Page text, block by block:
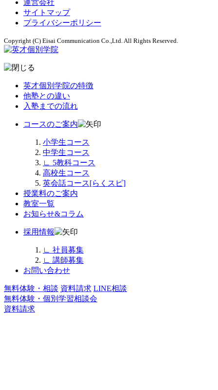
運営会社
サイトマップ
プライバシーポリシー
Copyright (C) Eisai Communication Co.,Ltd. All Rights Reserved.
英才個別学院の特徴
他塾との違い
入塾までの流れ
コースのご案内
小学生コース
中学生コース
∟ 5教科コース
高校生コース
英会話コース[らくスピ]
授業料のご案内
教室一覧
お知らせ&コラム
採用情報
∟ 社員募集
∟ 講師募集
お問い合わせ
無料体験・相談 資料請求 LINE相談
無料体験・個別学習相談会
資料請求